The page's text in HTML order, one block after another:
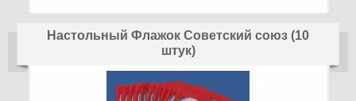
Настольный Флажок Советский союз (10
штук)